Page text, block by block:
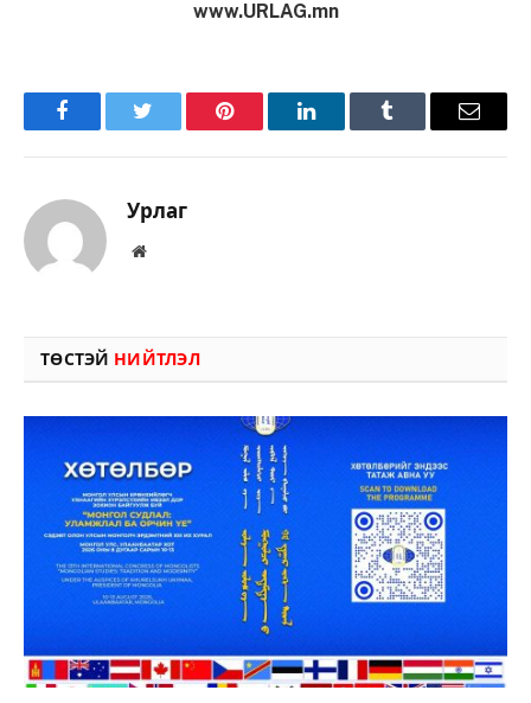
www.URLAG.mn
FacebookTwitter Pinterest LinkedInTumblr Имэйл
Урлаг
Вэбсайт
ТӨСТЭЙ НИЙТЛЭЛ